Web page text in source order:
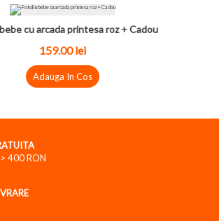
cu arcada printesa roz + Cadou
159.00 lei
Adauga In Cos
400 RON